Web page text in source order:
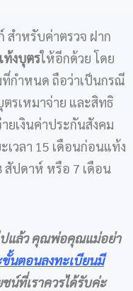
สำหรับค่าตรวจ ฝาก
งบุตรให้อีกด้วย โดย
กำหนด ถือว่าเป็นกรณี
รเหมาจ่าย และสิทธิ
เงินค่าประกันสังคม
เวลา 15 เดือนก่อนแท้ง
สัปดาห์ หรือ 7 เดือน
แล้ว คุณพ่อคุณแม่อย่า
ขั้นตอนลงทะเบียนมี
น์ที่เราควรได้รับค่ะ